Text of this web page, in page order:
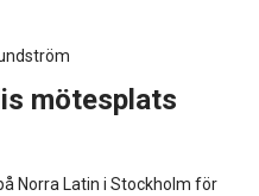
mötesplats
Norra Latin i Stockholm för